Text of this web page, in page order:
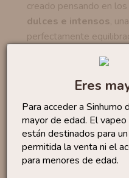
Eres
Para acceder a Sinhumo
mayor de edad. El
están destinados para
permitida la venta ni el
para menores de edad.
creado pensando en
dulces e intensos,
perfectamente
recubierto con una fina
para crear ese sabor a
Estos aromas se
botes de 120 mlque
que solo tengas que